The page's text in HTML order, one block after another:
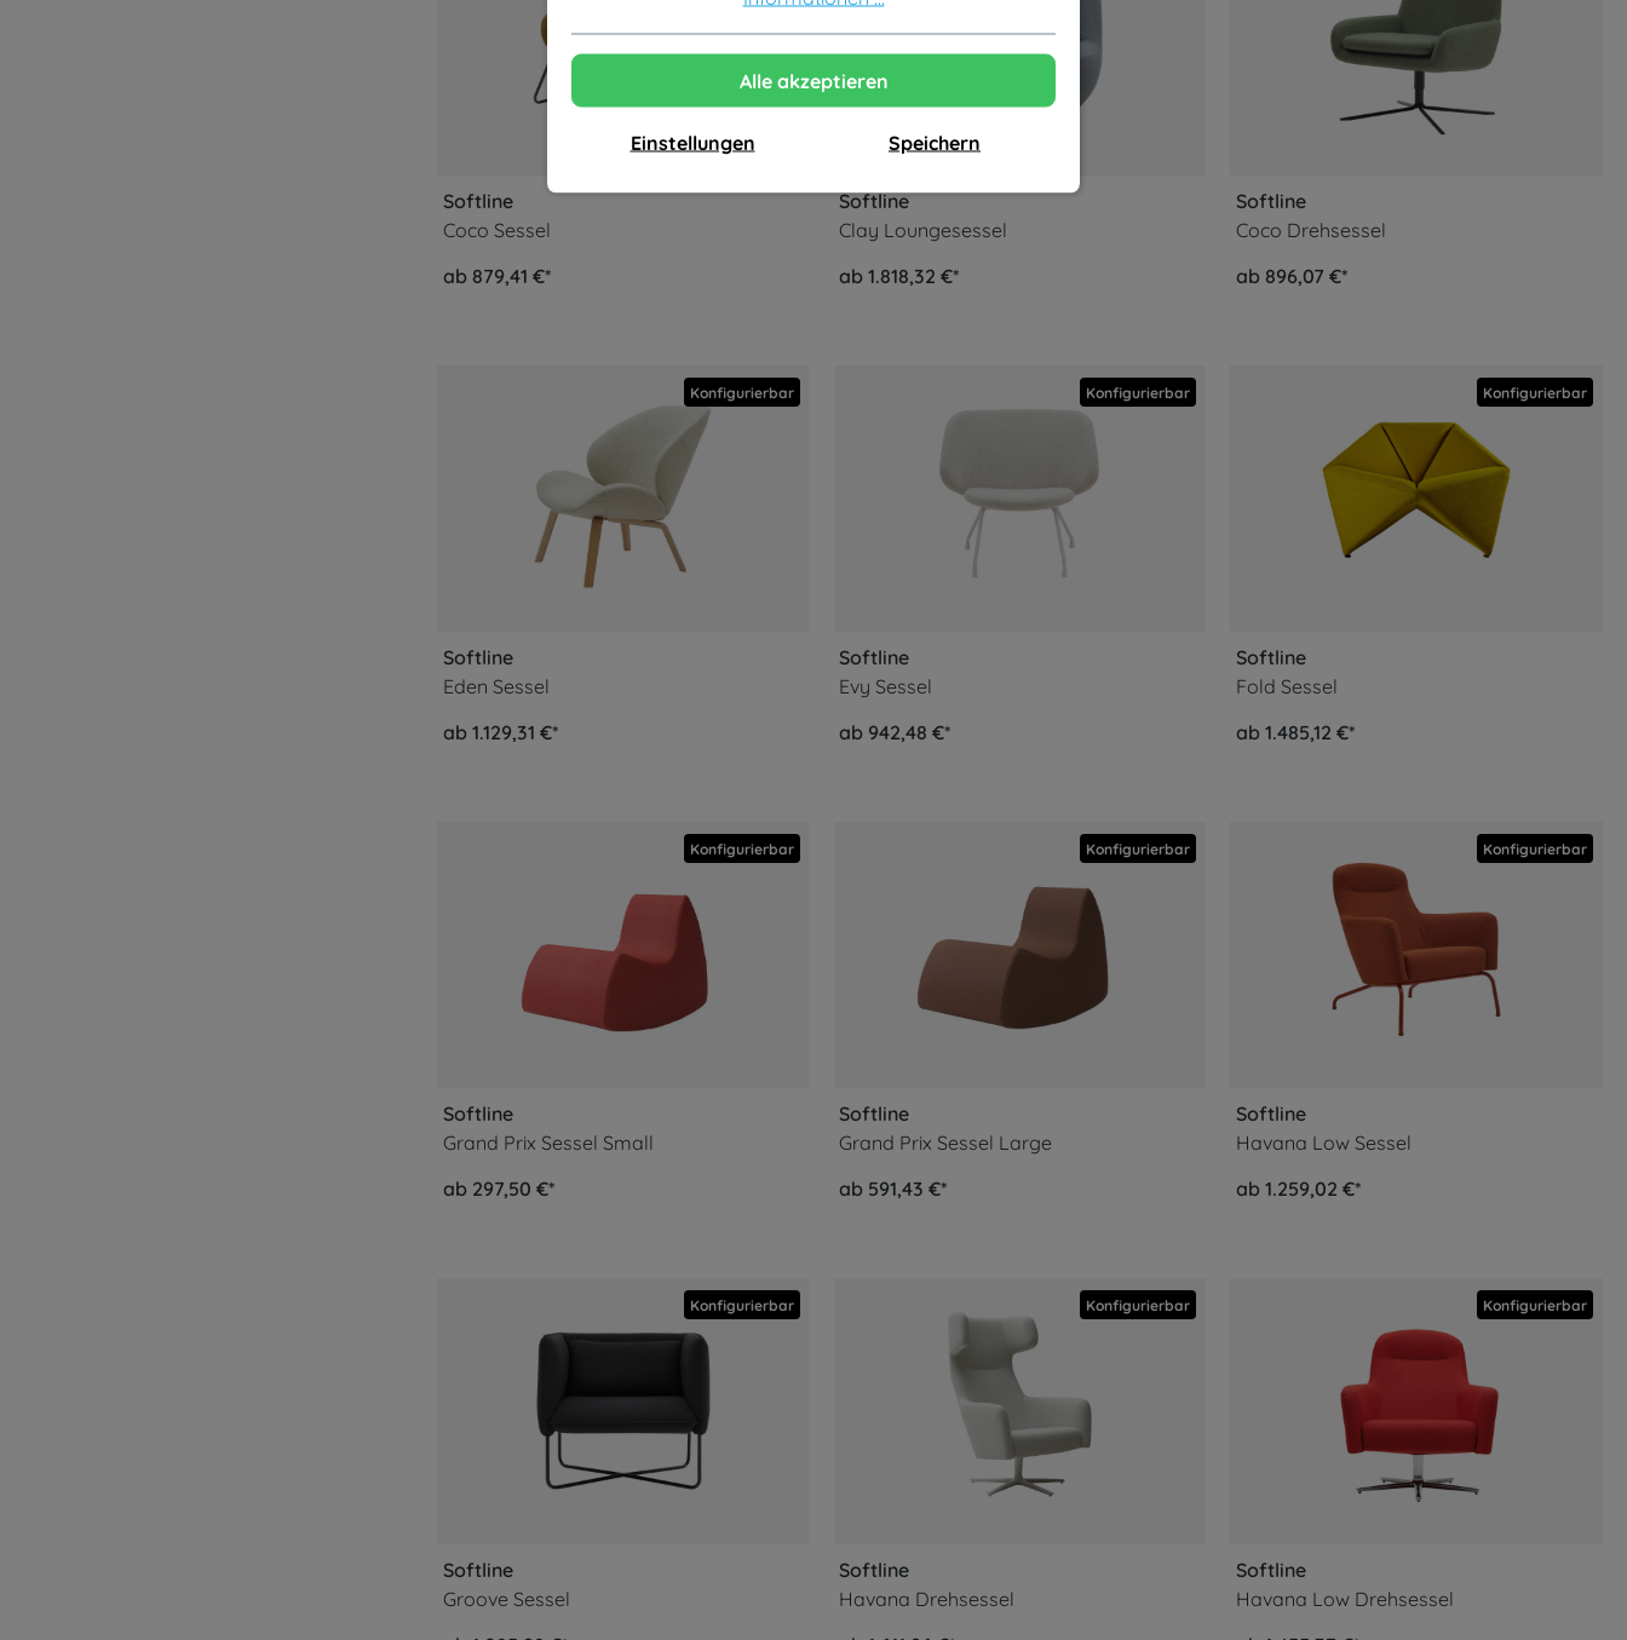
Softline
Coco Sessel
ab 879,41 €*
Softline
Clay Loungesessel
ab 1.818,32 €*
Softline
Coco Drehsessel
ab 896,07 €*
Softline
Eden Sessel
ab 1.129,31 €*
Konfigurierbar
Softline
Evy Sessel
ab 942,48 €*
Konfigurierbar
Softline
Fold Sessel
ab 1.485,12 €*
Konfigurierbar
Softline
Grand Prix Sessel Small
ab 297,50 €*
Konfigurierbar
Softline
Grand Prix Sessel Large
ab 591,43 €*
Konfigurierbar
Softline
Havana Low Sessel
ab 1.259,02 €*
Konfigurierbar
Softline
Groove Sessel
Konfigurierbar
Softline
Havana Drehsessel
Konfigurierbar
Softline
Havana Low Drehsessel
Konfigurierbar
Alle akzeptieren
Einstellungen Speichern